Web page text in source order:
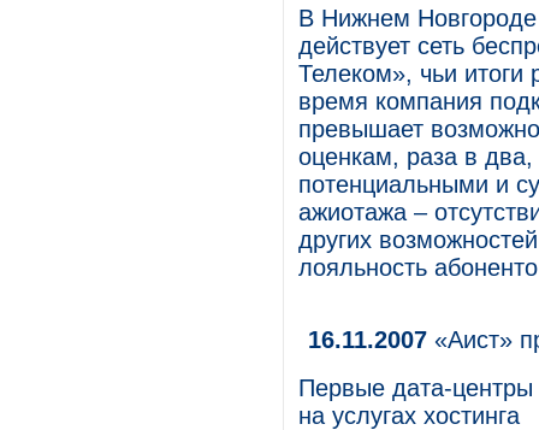
В Нижнем
действует сеть
Телеком», чьи итоги
время компания
превышает
оценкам, раза в два,
потенциальными и
ажиотажа –
других
лояльность
16.11.2007 «Аист»
Первые дата-
на услугах хостинга